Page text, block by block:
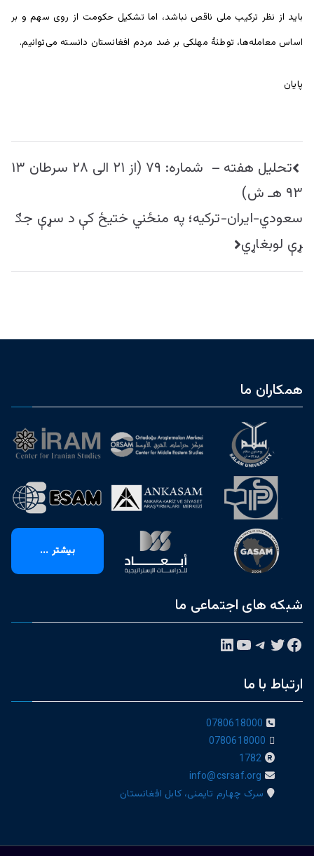
باید از نظر ترکیب ملی ناقص نباشد، اما تشکیل حکومت از روی سهم و بر
اساس معامله‌ها، توطئۀ مهلکی بر ضد مردم افغانستان دانسته می‌توانیم.
پایان
راهبری
نوشته
تحلیل هفته – شماره: ۷۹ (از ۲۱ الی ۲۸ سرطان ۱۳
۹۳ هـ ش)
سعودي-ایران-ترکیه؛ په منځني ختیځ کې د سړې جګ
ړې لوبغاړي
همکاران ما
بیشتر ...
شبکه های اجتماعی ما
فیس‌بوکتوییتر تلگرام یوتیوبلینکداین
ارتباط با ما
0780618000
0780618000
1782
info@csrsaf.org
سرک چهارم تایمنی، کابل افغانستان